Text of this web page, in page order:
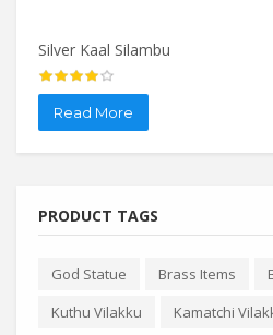
Silver Kaal Silambu
Read More
PRODUCT TAGS
God Statue Brass Items
Kuthu Vilakku
Kamatchi